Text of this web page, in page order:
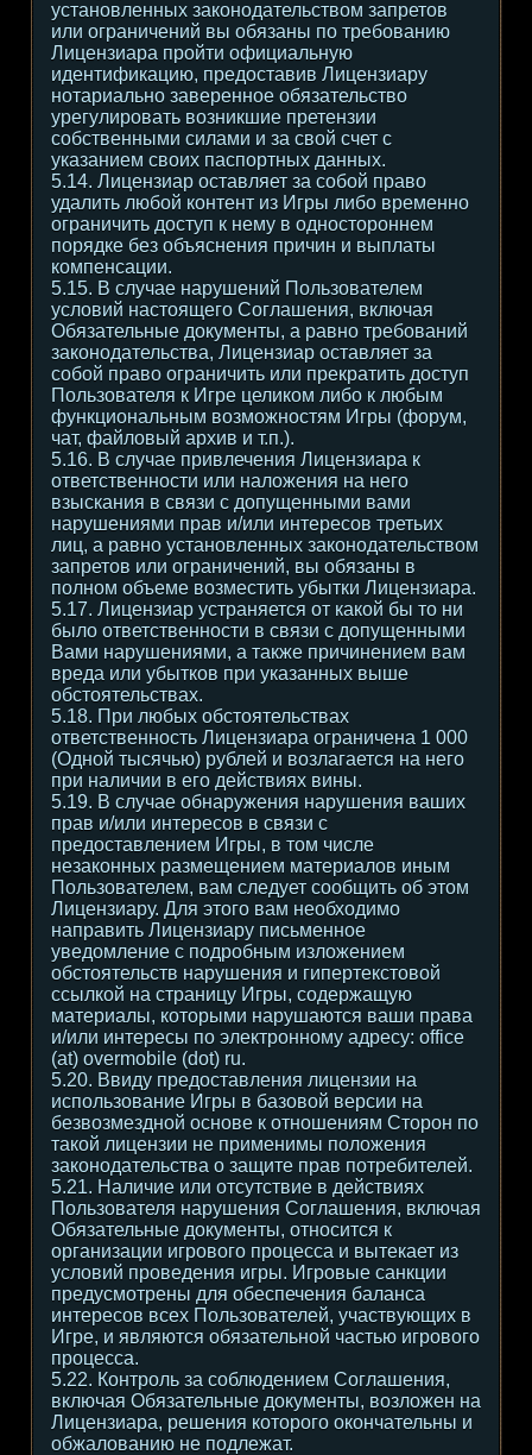
установленных законодательством запретов
или ограничений вы обязаны по требованию
Лицензиара пройти официальную
идентификацию, предоставив Лицензиару
нотариально заверенное обязательство
урегулировать возникшие претензии
собственными силами и за свой счет с
указанием своих паспортных данных.
5.14. Лицензиар оставляет за собой право
удалить любой контент из Игры либо временно
ограничить доступ к нему в одностороннем
порядке без объяснения причин и выплаты
компенсации.
5.15. В случае нарушений Пользователем
условий настоящего Соглашения, включая
Обязательные документы, а равно требований
законодательства, Лицензиар оставляет за
собой право ограничить или прекратить доступ
Пользователя к Игре целиком либо к любым
функциональным возможностям Игры (форум,
чат, файловый архив и т.п.).
5.16. В случае привлечения Лицензиара к
ответственности или наложения на него
взыскания в связи с допущенными вами
нарушениями прав и/или интересов третьих
лиц, а равно установленных законодательством
запретов или ограничений, вы обязаны в
полном объеме возместить убытки Лицензиара.
5.17. Лицензиар устраняется от какой бы то ни
было ответственности в связи с допущенными
Вами нарушениями, а также причинением вам
вреда или убытков при указанных выше
обстоятельствах.
5.18. При любых обстоятельствах
ответственность Лицензиара ограничена 1 000
(Одной тысячью) рублей и возлагается на него
при наличии в его действиях вины.
5.19. В случае обнаружения нарушения ваших
прав и/или интересов в связи с
предоставлением Игры, в том числе
незаконных размещением материалов иным
Пользователем, вам следует сообщить об этом
Лицензиару. Для этого вам необходимо
направить Лицензиару письменное
уведомление с подробным изложением
обстоятельств нарушения и гипертекстовой
ссылкой на страницу Игры, содержащую
материалы, которыми нарушаются ваши права
и/или интересы по электронному адресу: office
(at) overmobile (dot) ru.
5.20. Ввиду предоставления лицензии на
использование Игры в базовой версии на
безвозмездной основе к отношениям Сторон по
такой лицензии не применимы положения
законодательства о защите прав потребителей.
5.21. Наличие или отсутствие в действиях
Пользователя нарушения Соглашения, включая
Обязательные документы, относится к
организации игрового процесса и вытекает из
условий проведения игры. Игровые санкции
предусмотрены для обеспечения баланса
интересов всех Пользователей, участвующих в
Игре, и являются обязательной частью игрового
процесса.
5.22. Контроль за соблюдением Соглашения,
включая Обязательные документы, возложен на
Лицензиара, решения которого окончательны и
обжалованию не подлежат.